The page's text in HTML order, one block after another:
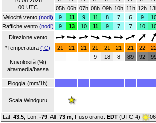
00 UTC
05h 06h 07h 08h 09h 10h 11h 12h
Velocità vento (nodi) 9 11 9 11 8 7 6 9
Raffiche vento (nodi) 9 13 10 11 9 7 7 10
Direzione vento
*Temperatura (°C) 21 21 21 21 21 21 21 22
Nuvolosità (%)
alta/media/bassa
9 18 8 89 92
Pioggia (mm/1h)
Scala Windguru
Lat: 43.5 , Lon: -79 Alt: 73 m , Fuso orario: EDT (UTC-4)